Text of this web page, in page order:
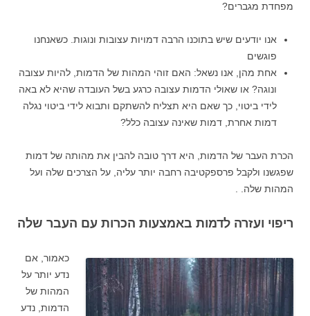
מפחדת מגברים?
אנו יודעים שיש בתוכנו הרבה דמויות עצובות ונוגות. כשאנחנו
פוגשים
אחת מהן, אנו נשאל: האם זוהי המהות של הדמות, להיות עצובה
ונוגה? או שאולי הדמות עצובה כרגע בשל העובדה שהיא לא באה
לידי ביטוי, כך שאם היא תצליח להשתקם ותבוא לידי ביטוי נגלה
דמות אחרת, דמות שאינה עצובה כלל?
הכרת העבר של הדמות, היא דרך טובה להבין את מהותה של דמות
שפגשנו ולקבל פרספקטיבה רחבה יותר עליה, על הצרכים שלה ועל
המהות שלה. .
ריפוי ועזרה לדמות באמצעות הכרות עם העבר שלה
כאמור, אם
נדע יותר על
המהות של
הדמות, נדע